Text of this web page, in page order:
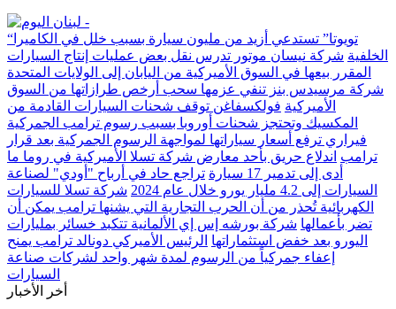
“تويوتا” تستدعي أزيد من مليون سيارة بسبب خلل في الكاميرا
الخلفية شركة نيسان موتور تدرس نقل بعض عمليات إنتاج السيارات
المقرر بيعها في السوق الأميركية من اليابان إلى الولايات المتحدة
شركة مرسيدس بنز تنفي عزمها سحب أرخص طرازاتها من السوق
الأميركية فولكسفاغن توقف شحنات السيارات القادمة من
المكسيك وتحتجز شحنات أوروبا بسبب رسوم ترامب الجمركية
فيراري ترفع أسعار سياراتها لمواجهة الرسوم الجمركية بعد قرار
ترامب اندلاع حريق بأحد معارض شركة تسلا الأميركية في روما ما
أدى إلى تدمير 17 سيارة
تراجع حاد في أرباح "أودي" لصناعة
السيارات إلى 4.2 مليار يورو خلال عام 2024
شركة تسلا للسيارات
الكهربائية تُحذر من أن الحرب التجارية التي يشنها ترامب يمكن أن
تضر بأعمالها شركة بورشه إس إي الألمانية تتكبد خسائر بمليارات
اليورو بعد خفض استثماراتها الرئيس الأميركي دونالد ترامب يمنح
إعفاء جمركياً من الرسوم لمدة شهر واحد لشركات صناعة
السيارات
أخر الأخبار